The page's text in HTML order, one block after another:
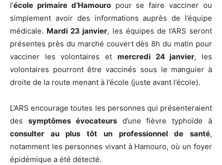
l’école primaire d’Hamouropour se faire vacciner ou
simplement avoir des informations auprès de l’équipe
médicale. Mardi 23 janvier, les équipes de l’ARS seront
présentes près du marché couvert dès 8h du matin pour
vacciner les volontaires et mercredi 24 janvier, les
volontaires pourront être vaccinés sous le manguier à
droite de la route menant à l’école (juste avant l’école).
L’ARS encourage toutes les personnes qui présenteraient
des symptômes évocateursd’une fièvre typhoïde à
consulter au plus tôt un professionnel de santé,
notamment les personnes vivant à Hamouro, où un foyer
épidémique a été détecté.